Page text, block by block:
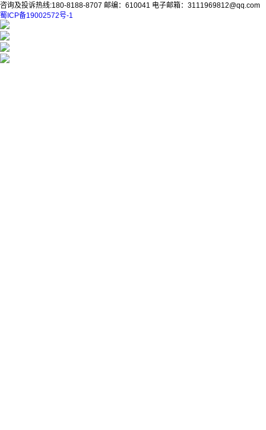
咨询及投诉热线:180-8188-8707 邮编：610041 电子邮箱：3111969812@qq.com
蜀ICP备19002572号-1